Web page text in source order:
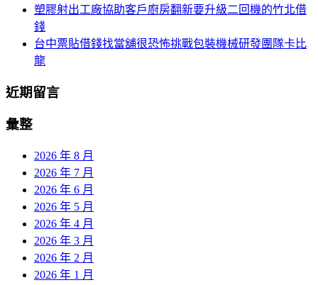
塑膠射出工廠協助客戶廚房翻新要升級二回機的竹北借
錢
台中票貼借錢找當舖很恐怖挑戰包裝機械研發團隊卡比
龍
近期留言
彙整
2026 年 8 月
2026 年 7 月
2026 年 6 月
2026 年 5 月
2026 年 4 月
2026 年 3 月
2026 年 2 月
2026 年 1 月